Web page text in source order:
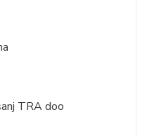
TRA doo